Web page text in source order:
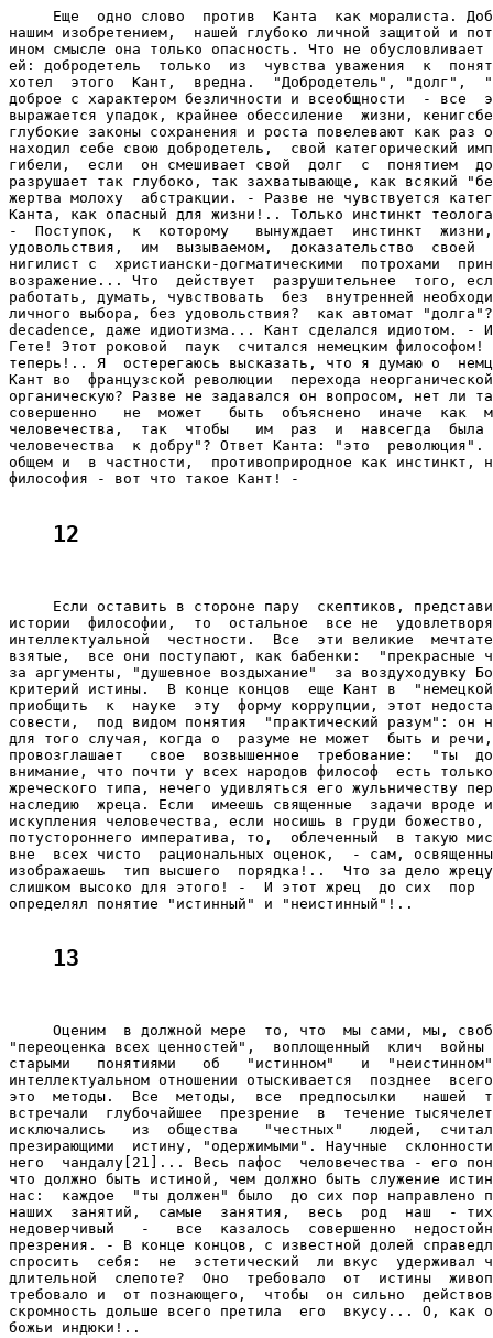
Еще  одно слово  против  Канта  как моралиста.
нашим изобретением,  нашей глубоко личной защитой и
ином смысле она только опасность. Что не
ей: добродетель  только  из  чувства уважения  к
хотел  этого  Кант,  вредна.  "Добродетель", "долг",
доброе с характером безличности и всеобщности  - все
выражается упадок, крайнее обессиление  жизни,
глубокие законы сохранения и роста повелевают как раз
находил себе свою добродетель,  свой категорический
гибели,  если  он смешивает свой  долг  с  понятием
разрушает так глубоко, так захватывающе, как всякий
жертва молоху  абстракции. - Разве не чувствуется
Канта, как опасный для жизни!.. Только инстинкт
-  Поступок,  к  которому   вынуждает  инстинкт
удовольствия,  им  вызываемом,  доказательство  своей
нигилист с  христиански-догматическими  потрохами
возражение... Что  действует  разрушительнее  того,
работать, думать, чувствовать  без  внутренней
личного выбора, без удовольствия?  как автомат
decadence, даже идиотизма... Кант сделался идиотом. -
Гете! Этот роковой  паук  считался немецким
теперь!.. Я  остерегаюсь высказать, что я думаю о
Кант во  французской революции  перехода
органическую? Разве не задавался он вопросом, нет ли
совершенно   не  может   быть  объяснено  иначе  как
человечества,  так  чтобы   им  раз  и  навсегда  была
человечества  к добру"? Ответ Канта: "это  революция".
общем и  в частности,  противоприродное как инстинкт,
философия - вот что такое Кант! -
12
Если оставить в стороне пару  скептиков,
истории  философии,  то  остальное  все не
интеллектуальной  честности.  Все  эти великие
взятые,  все они поступают, как бабенки:  "прекрасные
за аргументы, "душевное воздыхание"  за воздуходувку
критерий истины.  В конце концов  еще Кант в
приобщить  к  науке  эту  форму коррупции, этот
совести,  под видом понятия  "практический разум": он
для того случая, когда о  разуме не может  быть и
провозглашает   свое  возвышенное  требование:  "ты
внимание, что почти у всех народов философ  есть
жреческого типа, нечего удивляться его жульничеству
наследию  жреца. Если  имеешь священные  задачи вроде
искупления человечества, если носишь в груди божество,
потустороннего императива, то,  облеченный  в такую
вне  всех чисто  рациональных оценок,  - сам,
изображаешь  тип высшего  порядка!..  Что за дело
слишком высоко для этого! -  И этот жрец  до сих  пор
определял понятие "истинный" и "неистинный"!..
13
Оценим  в должной мере  то, что  мы сами, мы,
"переоценка всех ценностей",  воплощенный  клич
старыми   понятиями   об   "истинном"   и
интеллектуальном отношении отыскивается  позднее
это  методы.  Все  методы,  все  предпосылки   нашей
встречали  глубочайшее  презрение  в  течение
исключались   из  общества   "честных"   людей,
презирающими  истину, "одержимыми". Научные
него  чандалу[21]... Весь пафос  человечества - его
что должно быть истиной, чем должно быть служение
нас:  каждое  "ты должен" было  до сих пор направлено
наших  занятий,  самые  занятия,  весь  род  наш  -
недоверчивый   -   все  казалось  совершенно
презрения. - В конце концов, с известной долей
спросить  себя:  не  эстетический  ли вкус  удерживал
длительной  слепоте?  Оно  требовало  от  истины
требовало и  от познающего,  чтобы  он сильно
скромность дольше всего претила  его  вкусу... О, как
божьи индюки!..